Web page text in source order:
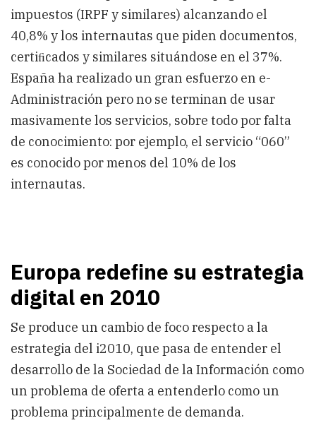
impuestos (IRPF y similares) alcanzando el
40,8% y los internautas que piden documentos,
certiﬁcados y similares situándose en el 37%.
España ha realizado un gran esfuerzo en e-
Administración pero no se terminan de usar
masivamente los servicios, sobre todo por falta
de conocimiento: por ejemplo, el servicio “060”
es conocido por menos del 10% de los
internautas.
Europa redeﬁne su estrategia
digital en 2010
Se produce un cambio de foco respecto a la
estrategia del i2010, que pasa de entender el
desarrollo de la Sociedad de la Información como
un problema de oferta a entenderlo como un
problema principalmente de demanda.